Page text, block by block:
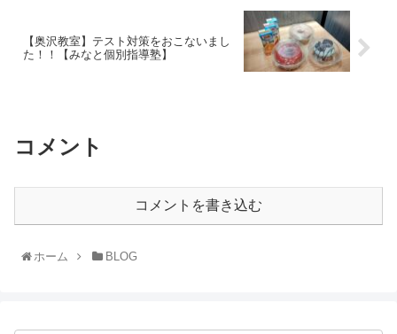
【奥沢教室】テスト対策をおこないまし
た！！【みなと個別指導塾】
コメント
コメントを書き込む
ホーム BLOG